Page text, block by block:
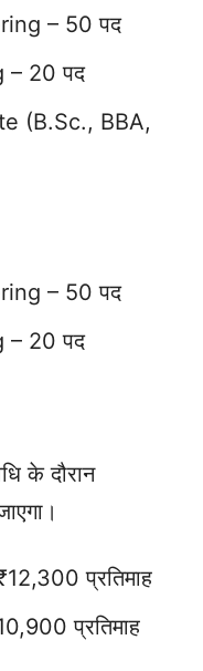
– 50 पद
– 20 पद
(B.Sc., BBA,
– 50 पद
– 20 पद
के दौरान
प्रतिमाह
प्रतिमाह